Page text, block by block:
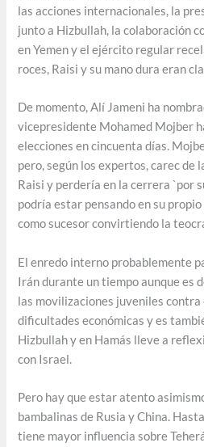
las acciones internacionales, la
junto a Hizbullah, la colaboración
en Yemen y el ejército regular
roces, Raisi y su mano dura eran
De momento, Alí Jameni ha
vicepresidente Mohamed Mojber
elecciones en cincuenta días.
pero, según los expertos, carec de
Raisi y perdería en la cerrera `por
podría estar pensando en su
como sucesor convirtiendo la
El enredo interno probablemente
Irán durante un tiempo aunque es
las movilizaciones juveniles contra
dificultades económicas y es
Hizbullah y en Hamás lleve a
con Israel.
Pero hay que estar atento
bambalinas de Rusia y China.
tiene mayor influencia sobre